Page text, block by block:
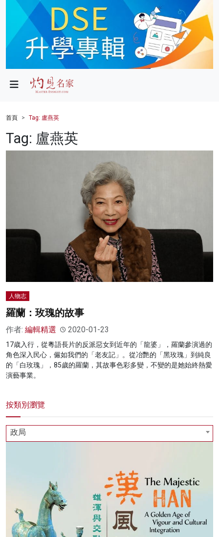
政局
財經
健康
名家榜
灼見活動
首頁 Tag: 盧燕英
Tag: 盧燕英
人物志
羅蘭：玫瑰的故事
作者: 編輯精選 2020-01-23
17歳入行，從粵語長片的反派惡女到近年的「龍婆」，羅蘭參演過的
角色深入民心，儼如我們的「老友記」。從冶艷的「黑玫瑰」到純良
的「白玫瑰」，85歲的羅蘭，其故事色彩多變，不變的是她始終熱愛
演藝事業。
按類別瀏覽
政局